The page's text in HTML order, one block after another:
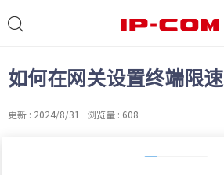
如何在网关设置终端限速
更新 : 2024/8/31 浏览量 : 608